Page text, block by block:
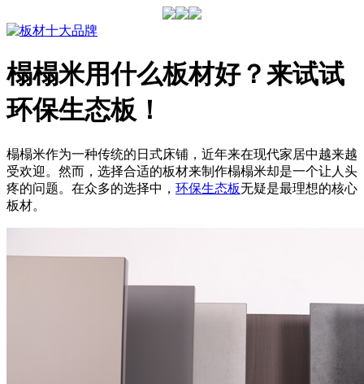
榻榻米用什么板材好？来试试
环保生态板！
榻榻米作为一种传统的日式床铺，近年来在现代家居中越来越
受欢迎。然而，选择合适的板材来制作榻榻米却是一个让人头
疼的问题。在众多的选择中， 环保生态板无疑是最理想的核心
板材。